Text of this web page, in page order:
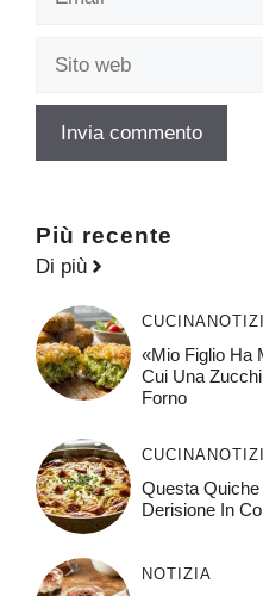
Più recente
Di più
CUCINA
«Mio Figlio Ha
Cui Una
Forno
CUCINA
Questa
Derisione In
NOTIZIA